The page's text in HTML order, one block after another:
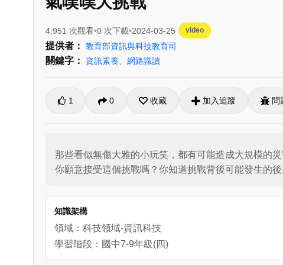
4,951 次觀看 0 次下載 2024-03-25 video
提供者： 教育部資訊與科技教育司
關鍵字： 資訊素養 網路識讀
1 0 收藏 加入追蹤 問
那些看似無傷大雅的小玩笑，都有可能造成大規模的災
你願意接受這個挑戰嗎？你知道挑戰背後可能發生的後
知識架構
領域：科技領域-資訊科技
學習階段：國中7-9年級(四)